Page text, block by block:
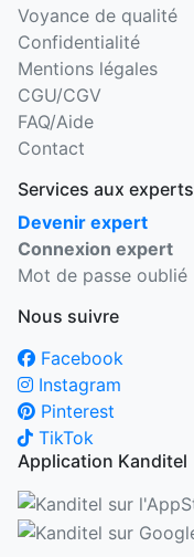
Voyance de qualité
Confidentialité
Mentions légales
CGU/CGV
FAQ/Aide
Contact
Services aux experts
Devenir expert
Connexion expert
Mot de passe oublié
Nous suivre
Facebook
Instagram
Pinterest
TikTok
Application Kanditel